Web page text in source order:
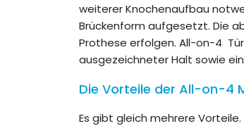
weiterer Knochenaufbau
Brückenform aufgesetzt. Die
Prothese erfolgen. All-on-4
ausgezeichneter Halt sowie
Die Vorteile der All-on-4
Es gibt gleich mehrere